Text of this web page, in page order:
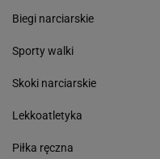
Biegi narciarskie
Sporty walki
Skoki narciarskie
Lekkoatletyka
Piłka ręczna